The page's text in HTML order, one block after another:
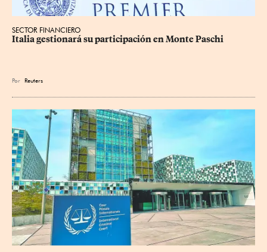
SECTOR FINANCIERO
Italia gestionará su participación en Monte Paschi
Por Reuters